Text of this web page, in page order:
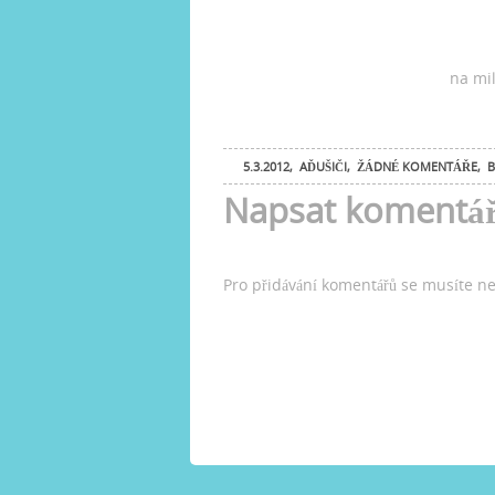
na
5.3.2012, AĎUŠIČI, ŽÁDNÉ KOMENTÁŘE,
Napsat
Pro přidávání komentářů se musíte